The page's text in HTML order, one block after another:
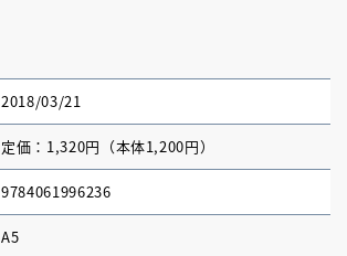
2018/03/21
定価：1,320円（本体1,200円）
9784061996236
A5